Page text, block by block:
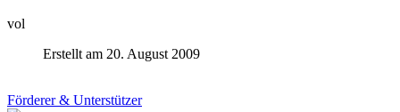
vol
Erstellt am 20. August 2009
Förderer & Unterstützer